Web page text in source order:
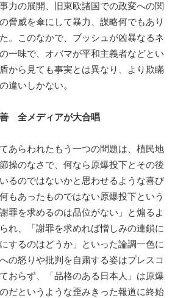
力の展開、旧東欧諸国での政変への関
脅威を傘にして暴力、謀略何でもあり
。このなかで、ブッシュが凶暴なるネ
一味で、オバマが平和主義者などとい
から見ても事実とは異なり、より欺瞞
違いしかない。
全メディアが大合唱
あらわれたもう一つの問題は、植民地
操のなさで、何なら原爆投下とその後
るのではないかと思わせるような喜び
もあったものではない原爆投下という
罪を求めるのは品位がない」と煽るよ
れ、「謝罪を求めれば憎しみの連鎖に
するのはどうか」といった論調一色に
の怒りや批判を自粛する姿はプレスコ
おらず、「品格のある日本人」は原爆
だというような歪みきった報道に終始